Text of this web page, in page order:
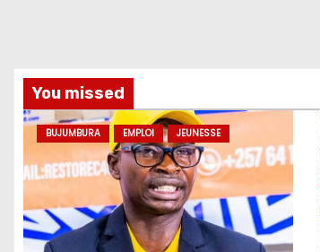
You missed
BUJUMBURA EMPLOI JEUNESSE